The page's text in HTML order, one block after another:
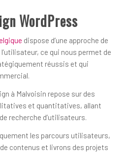
WordPress
dispose d’une approche de
ce qui nous permet de
réussis et qui
à Malvoisin repose sur des
et quantitatives, allant
recherche d’utilisateurs.
les parcours utilisateurs,
contenus et livrons des projets